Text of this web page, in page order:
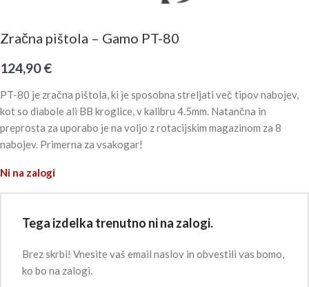
Zračna pištola – Gamo PT-80
124,90€
PT-80 je zračna pištola, ki je sposobna streljati več tipov nabojev,
kot so diabole ali BB kroglice, v kalibru 4.5mm. Natančna in
preprosta za uporabo je na voljo z rotacijskim magazinom za 8
nabojev. Primerna za vsakogar!
Ni na zalogi
Tega izdelka trenutno ni na zalogi.
Brez skrbi! Vnesite vaš email naslov in obvestili vas bomo,
ko bo na zalogi.